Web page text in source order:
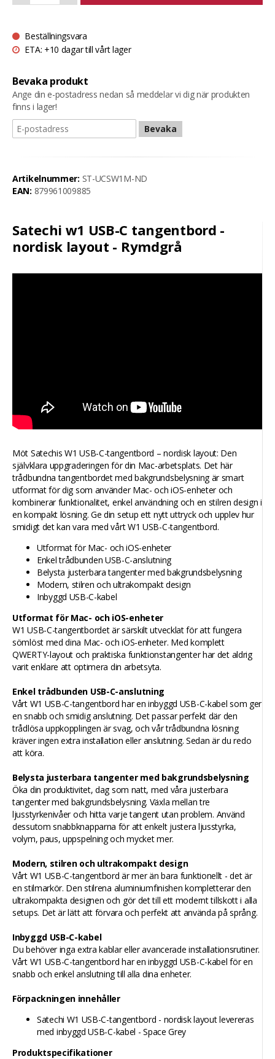
Satechi w1 USB-C tangentbord -
nordisk layout - Rymdgrå
Möt Satechis W1 USB-C-tangentbord – nordisk layout: Den
självklara uppgraderingen för din Mac-arbetsplats. Det här
trådbundna tangentbordet med bakgrundsbelysning är smart
utformat för dig som använder Mac- och iOS-enheter och
kombinerar funktionalitet, enkel användning och en stilren design i
en kompakt lösning. Ge din setup ett nytt uttryck och upplev hur
smidigt det kan vara med vårt W1 USB-C-tangentbord.
Utformat för Mac- och iOS-enheter
Enkel trådbunden USB-C-anslutning
Belysta justerbara tangenter med bakgrundsbelysning
Modern, stilren och ultrakompakt design
Inbyggd USB-C-kabel
Utformat för Mac- och iOS-enheter
W1 USB-C-tangentbordet är särskilt utvecklat för att fungera
sömlöst med dina Mac- och iOS-enheter. Med komplett
QWERTY-layout och praktiska funktionstangenter har det aldrig
varit enklare att optimera din arbetsyta.
Enkel trådbunden USB-C-anslutning
Vårt W1 USB-C-tangentbord har en inbyggd USB-C-kabel som ger
en snabb och smidig anslutning. Det passar perfekt där den
trådlösa uppkopplingen är svag, och vår trådbundna lösning
kräver ingen extra installation eller anslutning. Sedan är du redo
att köra.
Belysta justerbara tangenter med bakgrundsbelysning
Öka din produktivitet, dag som natt, med våra justerbara
tangenter med bakgrundsbelysning. Växla mellan tre
ljusstyrkenivåer och hitta varje tangent utan problem. Använd
dessutom snabbknapparna för att enkelt justera ljusstyrka,
volym, paus, uppspelning och mycket mer.
Modern, stilren och ultrakompakt design
Vårt W1 USB-C-tangentbord är mer än bara funktionellt - det är
en stilmarkör. Den stilrena aluminiumfinishen kompletterar den
ultrakompakta designen och gör det till ett modernt tillskott i alla
setups. Det är lätt att förvara och perfekt att använda på språng.
Inbyggd USB-C-kabel
Du behöver inga extra kablar eller avancerade installationsrutiner.
Vårt W1 USB-C-tangentbord har en inbyggd USB-C-kabel för en
snabb och enkel anslutning till alla dina enheter.
Förpackningen innehåller
Satechi W1 USB-C-tangentbord - nordisk layout levereras
med inbyggd USB-C-kabel - Space Grey
Produktspecifikationer
Beställningsvara
ETA: +10 dagar till vårt lager
Bevaka produkt
Ange din e-postadress nedan så meddelar vi dig när produkten
finns i lager!
Bevaka
Artikelnummer: ST-UCSW1M-ND
EAN: 879961009885